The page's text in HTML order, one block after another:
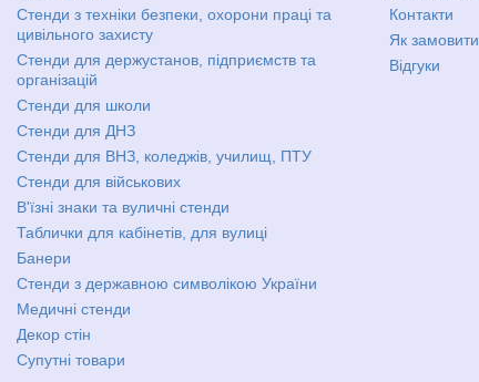
Стенди з техніки безпеки, охорони праці та
цивільного захисту
Стенди для держустанов, підприємств та
організацій
Стенди для школи
Стенди для ДНЗ
Стенди для ВНЗ, коледжів, училищ, ПТУ
Стенди для військових
В'їзні знаки та вуличні стенди
Таблички для кабінетів, для вулиці
Банери
Стенди з державною символікою України
Медичні стенди
Декор стін
Супутні товари
Контакти
Як замовити
Відгуки